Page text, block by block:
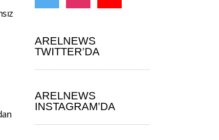
ARELNEWS
TWITTER’DA
ARELNEWS
INSTAGRAM’DA